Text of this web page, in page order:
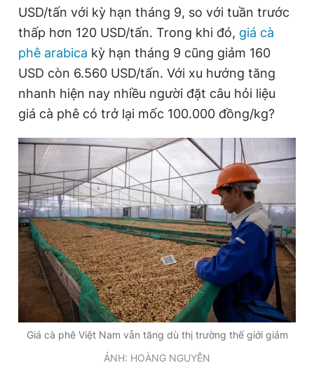
Đọc Thanh Niên trên điện thoại
Theo dõi báo trên
Hotline
0906 645 777
Liên hệ quảng cáo
0908 780 404
Đặt báo Quảng cáo RSS Tòa soạn Chính sách bảo
Tổng biên tập: Nguyễn Ngọc Toàn
Phó tổng biên tập thường trực: Hải Thành
Phó tổng biên tập: Lâm Hiếu Dũng
Phó tổng biên tập: Trần Việt Hưng
Tổng thư ký tòa soạn: Đức Trung
© 2003-2026 Bản quyền thuộc về Báo Thanh Niên. Cấm sao
USD/tấn với kỳ hạn tháng 9, so với tuần trước
thấp hơn 120 USD/tấn. Trong khi đó, giá cà
phê arabica kỳ hạn tháng 9 cũng giảm 160
USD còn 6.560 USD/tấn. Với xu hướng tăng
nhanh hiện nay nhiều người đặt câu hỏi liệu
giá cà phê có trở lại mốc 100.000 đồng/kg?
Giá cà phê Việt Nam vẫn tăng dù thị trường thế giới giảm
ẢNH: HOÀNG NGUYỄN